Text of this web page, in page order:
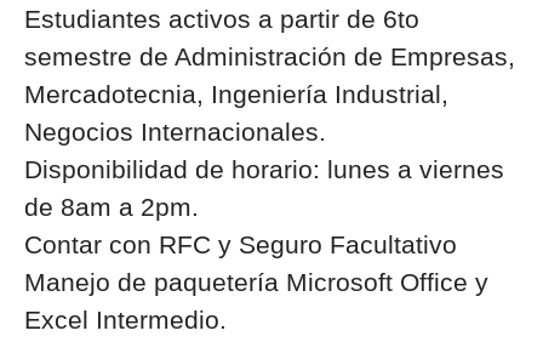
Estudiantes activos a partir de 6to
semestre de Administración de Empresas,
Mercadotecnia, Ingeniería Industrial,
Negocios Internacionales.
Disponibilidad de horario: lunes a viernes
de 8am a 2pm.
Contar con RFC y Seguro Facultativo
Manejo de paquetería Microsoft Office y
Excel Intermedio.